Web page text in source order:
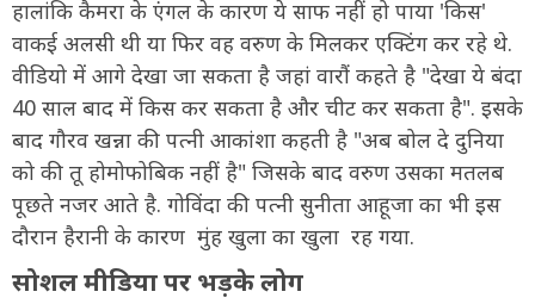
हालांकि कैमरा के एंगल के कारण ये साफ नहीं हो पाया 'किस'
वाकई अलसी थी या फिर वह वरुण के मिलकर एक्टिंग कर रहे थे.
वीडियो में आगे देखा जा सकता है जहां वारौं कहते है "देखा ये बंदा
40 साल बाद में किस कर सकता है और चीट कर सकता है". इसके
बाद गौरव खन्ना की पत्नी आकांशा कहती है "अब बोल दे दुनिया
को की तू होमोफोबिक नहीं है" जिसके बाद वरुण उसका मतलब
पूछते नजर आते है. गोविंदा की पत्नी सुनीता आहूजा का भी इस
दौरान हैरानी के कारण मुंह खुला का खुला रह गया.
सोशल मीडिया पर भड़के लोग